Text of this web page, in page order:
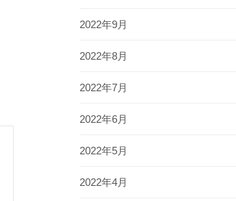
2022年9月
2022年8月
2022年7月
2022年6月
2022年5月
2022年4月